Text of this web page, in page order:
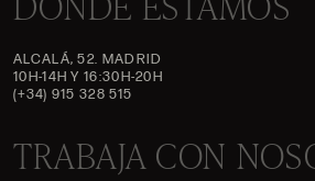
ALCALÁ, 52. MADRID
10H-14H Y 16:30H-20H
(+34) 915 328 515
TRABAJA CON